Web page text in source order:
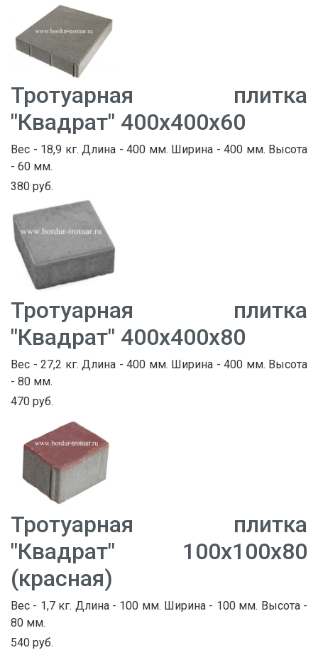
Тротуарная плитка
"Квадрат" 400х400х60
Вес - 18,9 кг. Длина - 400 мм. Ширина - 400 мм. Высота
- 60 мм.
380 руб.
Тротуарная плитка
"Квадрат" 400х400х80
Вес - 27,2 кг. Длина - 400 мм. Ширина - 400 мм. Высота
- 80 мм.
470 руб.
Тротуарная плитка
"Квадрат" 100х100х80
(красная)
Вес - 1,7 кг. Длина - 100 мм. Ширина - 100 мм. Высота -
80 мм.
540 руб.